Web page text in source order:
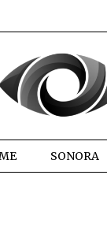
SONORA